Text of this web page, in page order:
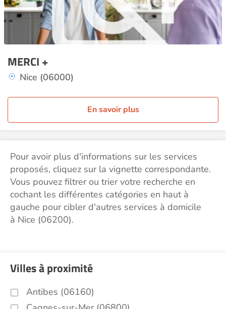
MERCI +
Nice (06000)
En savoir plus
Pour avoir plus d'informations sur les services
proposés, cliquez sur la vignette correspondante.
Vous pouvez filtrer ou trier votre recherche en
cochant les différentes catégories en haut à
gauche pour cibler d'autres services à domicile
à Nice (06200).
Villes à proximité
Antibes (06160)